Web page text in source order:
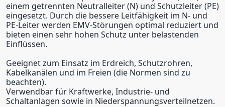
einem getrennten Neutralleiter (N) und Schutzleiter (PE)
eingesetzt. Durch die bessere Leitfähigkeit im N- und
PE-Leiter werden EMV-Störungen optimal reduziert und
bieten einen sehr hohen Schutz unter belastenden
Einflüssen.
Geeignet zum Einsatz im Erdreich, Schutzrohren,
Kabelkanälen und im Freien (die Normen sind zu
beachten).
Verwendbar für Kraftwerke, Industrie- und
Schaltanlagen sowie in Niederspannungsverteilnetzen.